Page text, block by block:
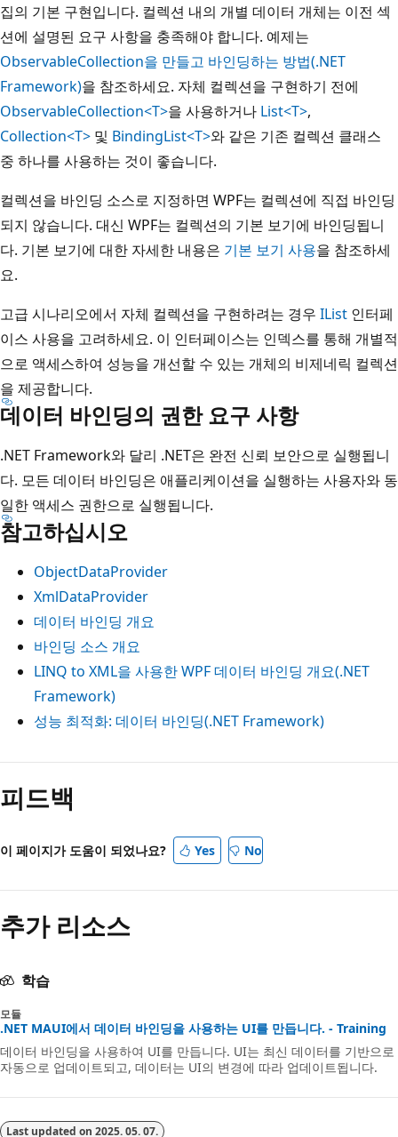
집의 기본 구현입니다. 컬렉션 내의 개별 데이터 개체는 이전 섹
션에 설명된 요구 사항을 충족해야 합니다. 예제는
ObservableCollection을 만들고 바인딩하는 방법(.NET
Framework)을 참조하세요. 자체 컬렉션을 구현하기 전에
ObservableCollection<T>을 사용하거나 List<T>,
Collection<T> 및 BindingList<T>와 같은 기존 컬렉션 클래스
중 하나를 사용하는 것이 좋습니다.
컬렉션을 바인딩 소스로 지정하면 WPF는 컬렉션에 직접 바인딩
되지 않습니다. 대신 WPF는 컬렉션의 기본 보기에 바인딩됩니
다. 기본 보기에 대한 자세한 내용은 기본 보기 사용을 참조하세
요.
고급 시나리오에서 자체 컬렉션을 구현하려는 경우 IList 인터페
이스 사용을 고려하세요. 이 인터페이스는 인덱스를 통해 개별적
으로 액세스하여 성능을 개선할 수 있는 개체의 비제네릭 컬렉션
을 제공합니다.
데이터 바인딩의 권한 요구 사항
.NET Framework와 달리 .NET은 완전 신뢰 보안으로 실행됩니
다. 모든 데이터 바인딩은 애플리케이션을 실행하는 사용자와 동
일한 액세스 권한으로 실행됩니다.
참고하십시오
ObjectDataProvider
XmlDataProvider
데이터 바인딩 개요
바인딩 소스 개요
LINQ to XML을 사용한 WPF 데이터 바인딩 개요(.NET
Framework)
성능 최적화: 데이터 바인딩(.NET Framework)
피드백
이 페이지가 도움이 되었나요? Yes No
추가 리소스
학습
모듈
.NET MAUI에서 데이터 바인딩을 사용하는 UI를 만듭니다. - Training
데이터 바인딩을 사용하여 UI를 만듭니다. UI는 최신 데이터를 기반으로
자동으로 업데이트되고, 데이터는 UI의 변경에 따라 업데이트됩니다.
Last updated on 2025. 05. 07.